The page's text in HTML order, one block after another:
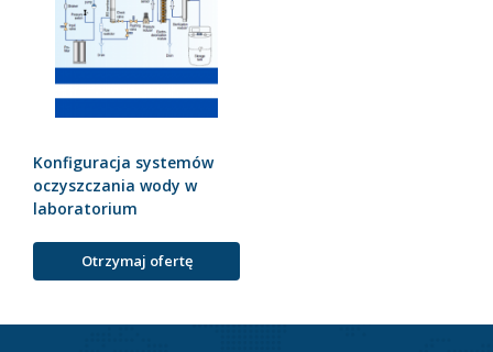
Konfiguracja systemów
oczyszczania wody w
laboratorium
Otrzymaj ofertę